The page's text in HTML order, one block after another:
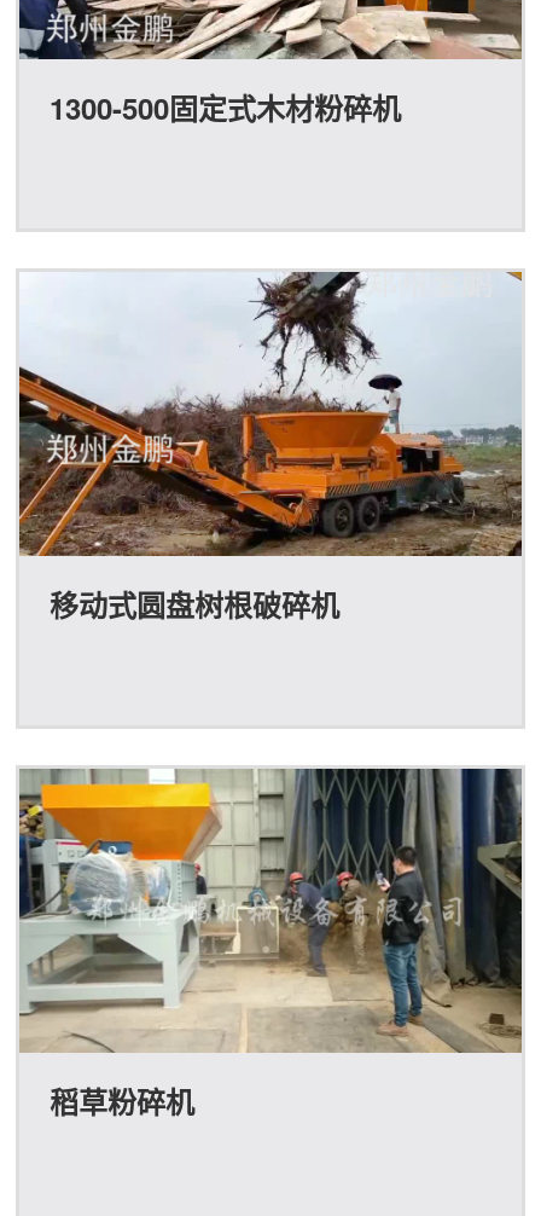
1300-500固定式木材粉碎机
移动式圆盘树根破碎机
稻草粉碎机